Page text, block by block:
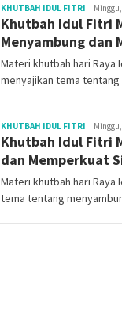
KHUTBAH IDUL FITRI Redaksi
Khutbah Idul Fitri
Menyambung dan
Materi khutbah hari Raya
menyajikan tema
KHUTBAH IDUL FITRI Redaksi
Khutbah Idul Fitri
dan Memperkuat
Materi khutbah hari Raya
tema tentang